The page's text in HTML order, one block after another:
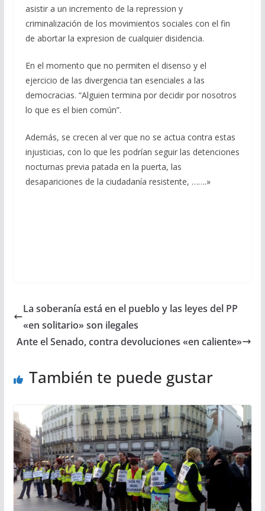
asistir a un incremento de la repression y
criminalización de los movimientos sociales con el fin
de abortar la expresion de cualquier disidencia.
En el momento que no permiten el disenso y el
ejercicio de las divergencia tan esenciales a las
democracias. “Alguien termina por decidir por nosotros
lo que es el bien común”.
Además, se crecen al ver que no se actua contra estas
injusticias, con lo que les podrían seguir las detenciones
nocturnas previa patada en la puerta, las
desapariciones de la ciudadanía resistente, …….»
La soberanía está en el pueblo y las leyes del PP
«en solitario» son ilegales
Ante el Senado, contra devoluciones «en caliente»
También te puede gustar